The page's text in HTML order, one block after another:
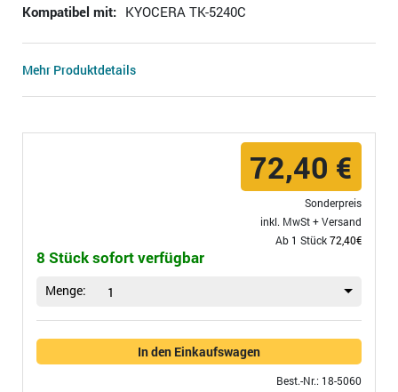
Kompatibel mit: KYOCERA TK-5240C
Mehr Produktdetails
72,40 €
Sonderpreis
inkl. MwSt +Versand
Ab 1 Stück72,40€
8 Stück sofort verfügbar
Menge: 1
In den Einkaufswagen
Best.-Nr.: 18-5060